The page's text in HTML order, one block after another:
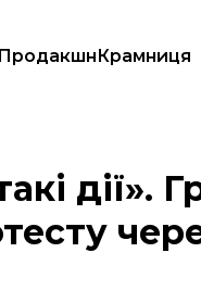
ПродакшнКрамниця
дрон у своїх водах
дії».